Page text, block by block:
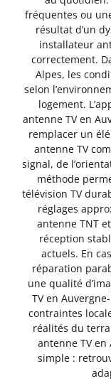
fréquentes ou
résultat d’un
installateur
correctement.
Alpes, les
selon
logement.
antenne TV en
remplacer un
antenne TV
signal, de
méthode
télévision TV
réglages
antenne TNT
réception
actuels. En
réparation
une qualité
TV en
contraintes
réalités du
antenne TV en
simple :